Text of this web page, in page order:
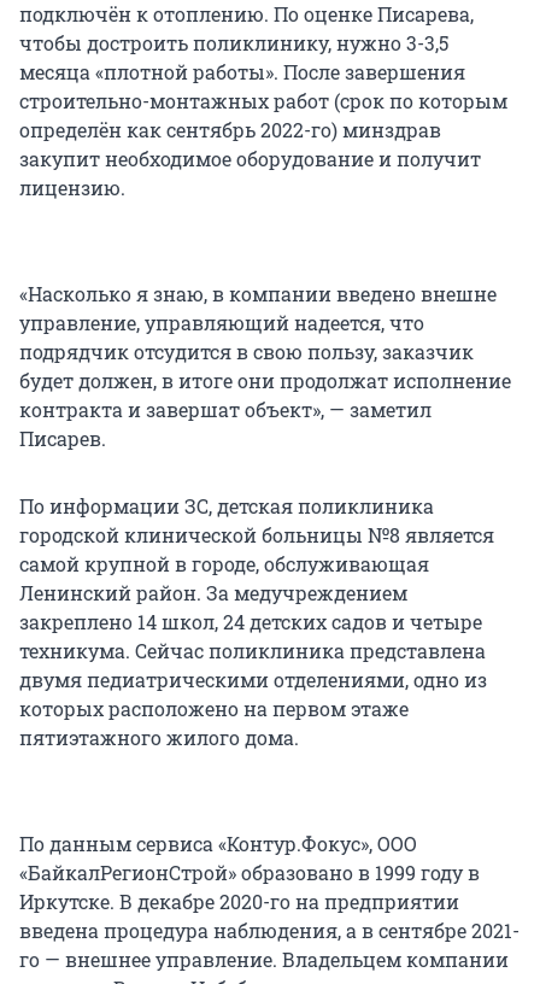
подключён к отоплению. По оценке Писарева,
чтобы достроить поликлинику, нужно 3-3,5
месяца «плотной работы». После завершения
строительно-монтажных работ (срок по которым
определён как сентябрь 2022-го) минздрав
закупит необходимое оборудование и получит
лицензию.
«Насколько я знаю, в компании введено внешне
управление, управляющий надеется, что
подрядчик отсудится в свою пользу, заказчик
будет должен, в итоге они продолжат исполнение
контракта и завершат объект», — заметил
Писарев.
По информации ЗС, детская поликлиника
городской клинической больницы №8 является
самой крупной в городе, обслуживающая
Ленинский район. За медучреждением
закреплено 14 школ, 24 детских садов и четыре
техникума. Сейчас поликлиника представлена
двумя педиатрическими отделениями, одно из
которых расположено на первом этаже
пятиэтажного жилого дома.
По данным сервиса «Контур.Фокус», ООО
«БайкалРегионСтрой» образовано в 1999 году в
Иркутске. В декабре 2020-го на предприятии
введена процедура наблюдения, а в сентябре 2021-
го — внешнее управление. Владельцем компании